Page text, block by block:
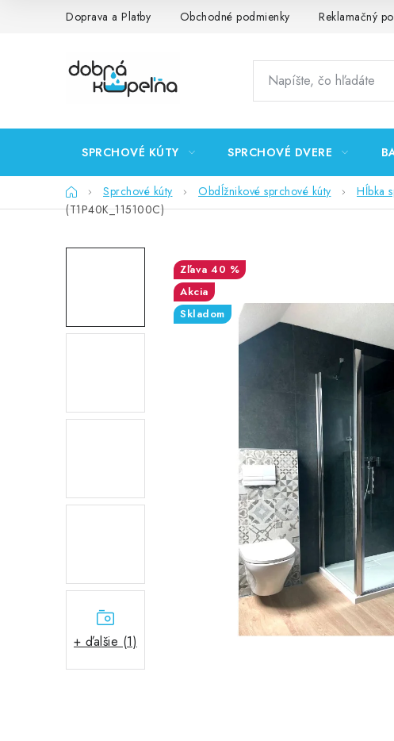
Doprava a Platby Obchodné podmienky Reklamačný
SPRCHOVÉ KÚTY SPRCHOVÉ DVERE
DomovSprchové kúty Obdĺžnikové sprchové kúty Hĺbka
(T1P40K_115100C)
+ ďalšie (1)
40 %
Akcia
Skladom